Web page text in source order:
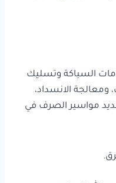
السباكة وتسليك
ومعالجة الانسداد،
مواسير الصرف في